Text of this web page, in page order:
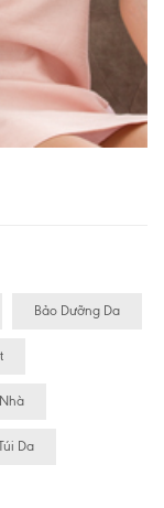
Bảo Dưỡng Da
Da